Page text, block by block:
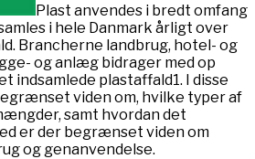
Plast anvendes i bredt omfang
i hele Danmark årligt over
Brancherne landbrug, hotel- og
og anlæg bidrager med op
indsamlede plastaffald1. I disse
viden om, hvilke typer af
samt hvordan det
er der begrænset viden om
og genanvendelse.